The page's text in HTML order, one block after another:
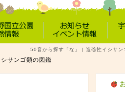
お知らせ
50音から探す「な」 | 造礁性イシサ
サンゴ類の図鑑